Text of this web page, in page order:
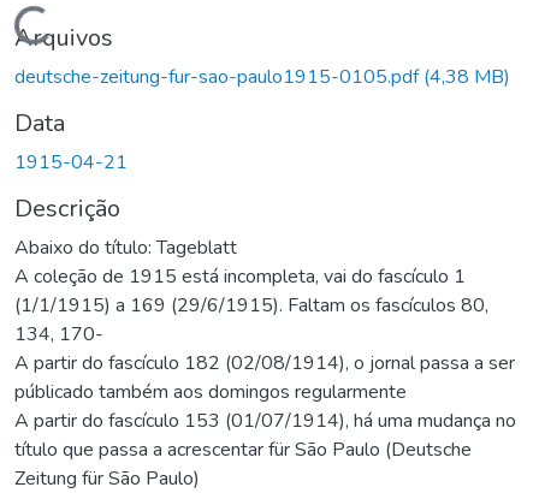
Carregando...
Arquivos
deutsche-zeitung-fur-sao-paulo1915-0105.pdf(4,38 MB)
Data
1915-04-21
Descrição
Abaixo do título: Tageblatt
A coleção de 1915 está incompleta, vai do fascículo 1
(1/1/1915) a 169 (29/6/1915). Faltam os fascículos 80,
134, 170-
A partir do fascículo 182 (02/08/1914), o jornal passa a ser
públicado também aos domingos regularmente
A partir do fascículo 153 (01/07/1914), há uma mudança no
título que passa a acrescentar für São Paulo (Deutsche
Zeitung für São Paulo)